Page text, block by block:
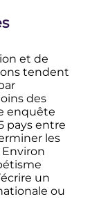
et de
tendent
des
enquête
pays entre
les
un
ou